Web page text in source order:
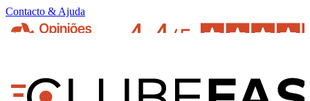
Contacto & Ajuda